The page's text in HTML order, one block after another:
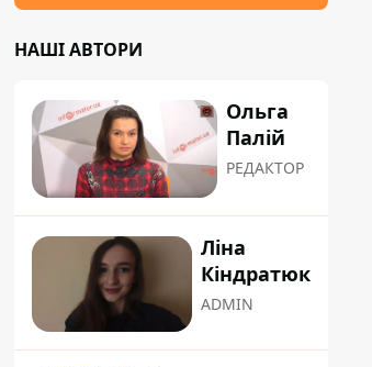
НАШІ АВТОРИ
Ольга
Палій
РЕДАКТОР
Ліна
Кіндратюк
ADMIN